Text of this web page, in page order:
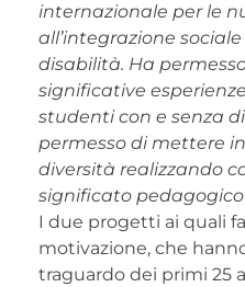
internazionale per le
all’integrazione
disabilità. Ha
significative
studenti con e senza
permesso di mettere
diversità realizzando
significato
I due progetti ai quali
motivazione, che
traguardo dei primi 25